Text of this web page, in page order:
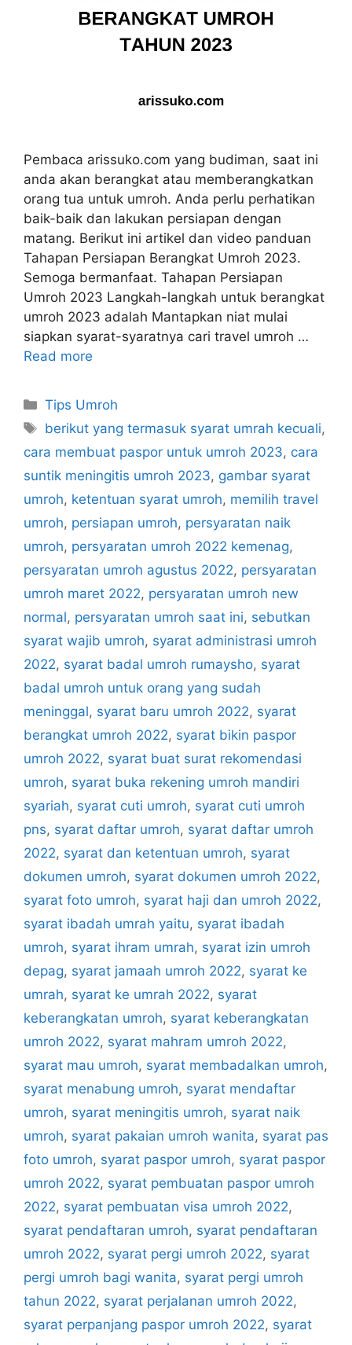
Pembaca arissuko.com yang budiman, saat ini
anda akan berangkat atau memberangkatkan
orang tua untuk umroh. Anda perlu perhatikan
baik-baik dan lakukan persiapan dengan
matang. Berikut ini artikel dan video panduan
Tahapan Persiapan Berangkat Umroh 2023.
Semoga bermanfaat. Tahapan Persiapan
Umroh 2023 Langkah-langkah untuk berangkat
umroh 2023 adalah Mantapkan niat mulai
siapkan syarat-syaratnya cari travel umroh …
Read more
Categories
Tips Umroh
Tags
berikut yang termasuk syarat umrah kecuali,
cara membuat paspor untuk umroh 2023, cara
suntik meningitis umroh 2023, gambar syarat
umroh, ketentuan syarat umroh, memilih travel
umroh, persiapan umroh, persyaratan naik
umroh, persyaratan umroh 2022 kemenag,
persyaratan umroh agustus 2022, persyaratan
umroh maret 2022, persyaratan umroh new
normal, persyaratan umroh saat ini, sebutkan
syarat wajib umroh, syarat administrasi umroh
2022, syarat badal umroh rumaysho, syarat
badal umroh untuk orang yang sudah
meninggal, syarat baru umroh 2022, syarat
berangkat umroh 2022, syarat bikin paspor
umroh 2022, syarat buat surat rekomendasi
umroh, syarat buka rekening umroh mandiri
syariah, syarat cuti umroh, syarat cuti umroh
pns, syarat daftar umroh, syarat daftar umroh
2022, syarat dan ketentuan umroh, syarat
dokumen umroh, syarat dokumen umroh 2022,
syarat foto umroh, syarat haji dan umroh 2022,
syarat ibadah umrah yaitu, syarat ibadah
umroh, syarat ihram umrah, syarat izin umroh
depag, syarat jamaah umroh 2022, syarat ke
umrah, syarat ke umrah 2022, syarat
keberangkatan umroh, syarat keberangkatan
umroh 2022, syarat mahram umroh 2022,
syarat mau umroh, syarat membadalkan umroh,
syarat menabung umroh, syarat mendaftar
umroh, syarat meningitis umroh, syarat naik
umroh, syarat pakaian umroh wanita, syarat pas
foto umroh, syarat paspor umroh, syarat paspor
umroh 2022, syarat pembuatan paspor umroh
2022, syarat pembuatan visa umroh 2022,
syarat pendaftaran umroh, syarat pendaftaran
umroh 2022, syarat pergi umroh 2022, syarat
pergi umroh bagi wanita, syarat pergi umroh
tahun 2022, syarat perjalanan umroh 2022,
syarat perpanjang paspor umroh 2022, syarat